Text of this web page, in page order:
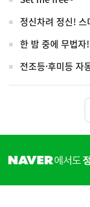
정신차려 정신!
한 밤 중에 무법
전조등·후미등
단
배